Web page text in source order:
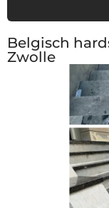
Belgisch
Zwolle